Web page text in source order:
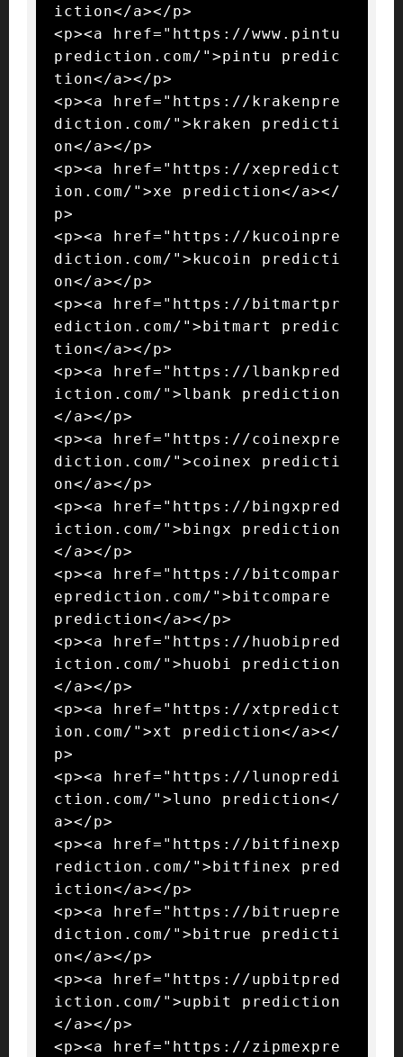
iction</a></p>
<p><a href="https://www.pintu
prediction.com/">pintu predic
tion</a></p>
<p><a href="https://krakenpre
diction.com/">kraken predicti
on</a></p>
<p><a href="https://xepredict
ion.com/">xe prediction</a></
p>
<p><a href="https://kucoinpre
diction.com/">kucoin predicti
on</a></p>
<p><a href="https://bitmartpr
ediction.com/">bitmart predic
tion</a></p>
<p><a href="https://lbankpred
iction.com/">lbank prediction
</a></p>
<p><a href="https://coinexpre
diction.com/">coinex predicti
on</a></p>
<p><a href="https://bingxpred
iction.com/">bingx prediction
</a></p>
<p><a href="https://bitcompar
eprediction.com/">bitcompare
prediction</a></p>
<p><a href="https://huobipred
iction.com/">huobi prediction
</a></p>
<p><a href="https://xtpredict
ion.com/">xt prediction</a></
p>
<p><a href="https://lunopredi
ction.com/">luno prediction</
a></p>
<p><a href="https://bitfinexp
rediction.com/">bitfinex pred
iction</a></p>
<p><a href="https://bitruepre
diction.com/">bitrue predicti
on</a></p>
<p><a href="https://upbitpred
iction.com/">upbit prediction
</a></p>
<p><a href="https://zipmexpre